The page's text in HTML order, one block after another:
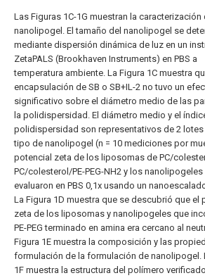
Las Figuras 1C-1G muestran la caracterización
nanolipogel. El tamaño del nanolipogel se
mediante dispersión dinámica de luz en un
ZetaPALS (Brookhaven Instruments) en PBS a
temperatura ambiente. La Figura 1C muestra
encapsulación de SB o SB+IL-2 no tuvo un
significativo sobre el diámetro medio de las
la polidispersidad. El diámetro medio y el
polidispersidad son representativos de 2 lotes
tipo de nanolipogel (n = 10 mediciones por
potencial zeta de los liposomas de PC/
PC/colesterol/PE-PEG-NH2 y los nanolipogeles
evaluaron en PBS 0,1x usando un
La Figura 1D muestra que se descubrió que el
zeta de los liposomas y nanolipogeles que
PE-PEG terminado en amina era cercano al
Figura 1E muestra la composición y las
formulación de la formulación de nanolipogel.
1F muestra la estructura del polímero